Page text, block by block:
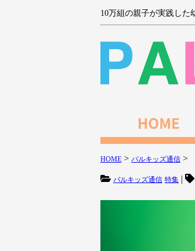
10万組の親子が実践した
HOME > パルキッズ通信 >
パルキッズ通信 特集 |